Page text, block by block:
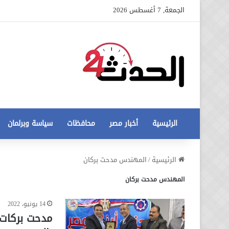
الجمعة, 7 أغسطس 2026
الرئيسية أخبار مصر محافظات سياسة وبرلمان
الرئيسية/المهندس مدحت بركان
المهندس مدحت بركان
14 يونيو، 2022
مدحت
عاجل
أزمة
مخالفات
البناء
12 أغسطس، 2020
عاجل تطورات جديدة في